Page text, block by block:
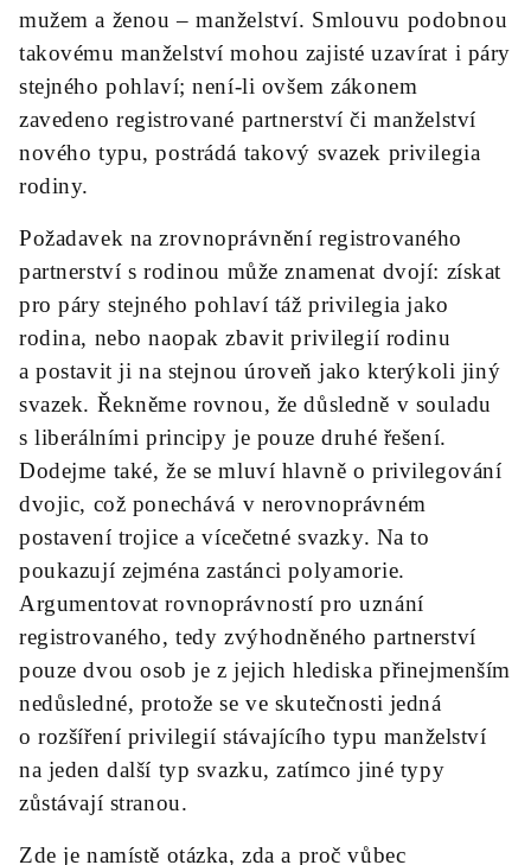
mužem a ženou – manželství. Smlouvu podobnou
takovému manželství mohou zajisté uzavírat i páry
stejného pohlaví; není-li ovšem zákonem
zavedeno registrované partnerství či manželství
nového typu, postrádá takový svazek privilegia
rodiny.
Požadavek na zrovnoprávnění registrovaného
partnerství s rodinou může znamenat dvojí: získat
pro páry stejného pohlaví táž privilegia jako
rodina, nebo naopak zbavit privilegií rodinu
a postavit ji na stejnou úroveň jako kterýkoli jiný
svazek. Řekněme rovnou, že důsledně v souladu
s liberálními principy je pouze druhé řešení.
Dodejme také, že se mluví hlavně o privilegování
dvojic, což ponechává v nerovnoprávném
postavení trojice a vícečetné svazky. Na to
poukazují zejména zastánci polyamorie.
Argumentovat rovnoprávností pro uznání
registrovaného, tedy zvýhodněného partnerství
pouze dvou osob je z jejich hlediska přinejmenším
nedůsledné, protože se ve skutečnosti jedná
o rozšíření privilegií stávajícího typu manželství
na jeden další typ svazku, zatímco jiné typy
zůstávají stranou.
Zde je namístě otázka, zda a proč vůbec